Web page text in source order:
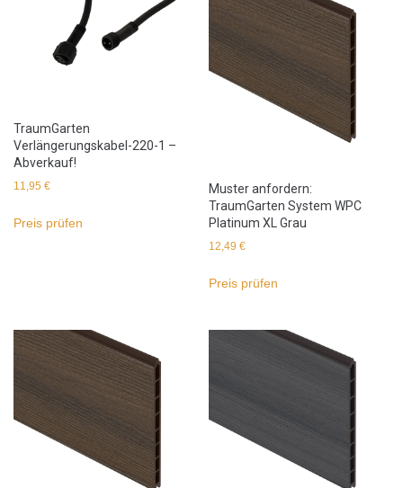
TraumGarten
Verlängerungskabel-220-1 –
Abverkauf!
11,95 €
Preis prüfen
Muster anfordern:
TraumGarten System WPC
Platinum XL Grau
12,49€
Preis prüfen